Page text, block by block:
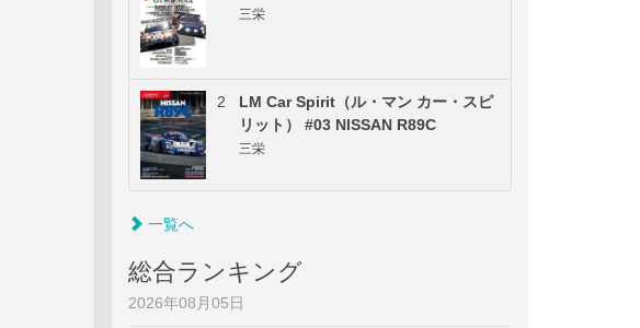
三栄
2
LM Car Spirit（ル・マン カー・スピ
リット） #03 NISSAN R89C
三栄
一覧へ
総合ランキング
2026年08月05日